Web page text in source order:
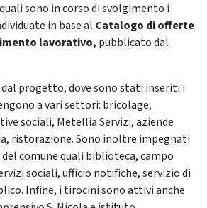
sono in corso di svolgimento i
in base al Catalogo di offerte
lavorativo, pubblicato dal
progetto, dove sono stati inseriti i
a vari settori: bricolage,
sociali, Metellia Servizi, aziende
ristorazione. Sono inoltre impegnati
comune quali biblioteca, campo
sociali, ufficio notifiche, servizio di
Infine, i tirocini sono attivi anche